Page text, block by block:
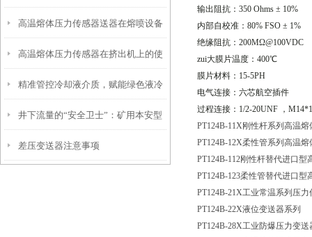
高温熔体压力传感器送器在熔喷设备
正确安装示意图
高温熔体压力传感器在挤出机上的使
用注意事项
精准管控冷却液介质，赋能绿色液冷
落地 CZ-D液冷设备浓度变送器
井下流量的“安全卫士”：矿用本安型
流量变送器，守护生产每一刻！
差压变送器注意事项
输出阻抗： 350 Ohms ± 10%
内部自校准： 80% FSO ± 1%
绝缘阻抗： 200MΩ@100VDC
zui大膜片温度： 400℃
膜片材料： 15-5PH
电气连接：六芯航空插件
过程连接： 1/2-20UNF ，
PT124B-11X刚性杆系列高温
PT124B-12X柔性管系列高温
PT124B-112刚性杆替代进口型
PT124B-123柔性管替代进口型
PT124B-21X工业常温系列压力
PT124B-22X液位变送器系列
PT124B-28X工业防爆压力变送